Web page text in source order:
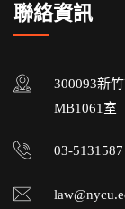
聯絡資訊
300093新
MB1061室
03-5131587